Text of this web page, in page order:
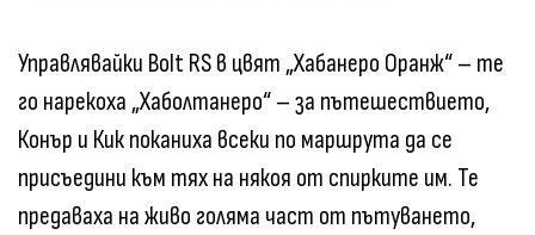
Управлявайки Bolt RS в цвят „Хабанеро Оранж“ – те
го нарекоха „Хаболтанеро“ – за пътешествието,
Конър и Кик поканиха всеки по маршрута да се
присъедини към тях на някоя от спирките им. Те
предаваха на живо голяма част от пътуването,